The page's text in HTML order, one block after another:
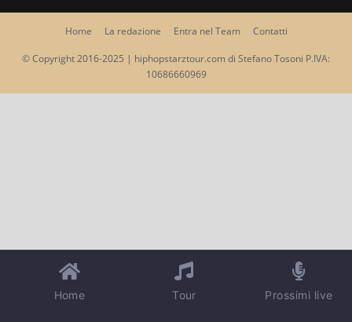
Home La redazione Entra nel Team Contatti
© Copyright 2016-2025 | hiphopstarztour.com di Stefano Tosoni P.IVA:
10686660969
Home Tour Prossimi live